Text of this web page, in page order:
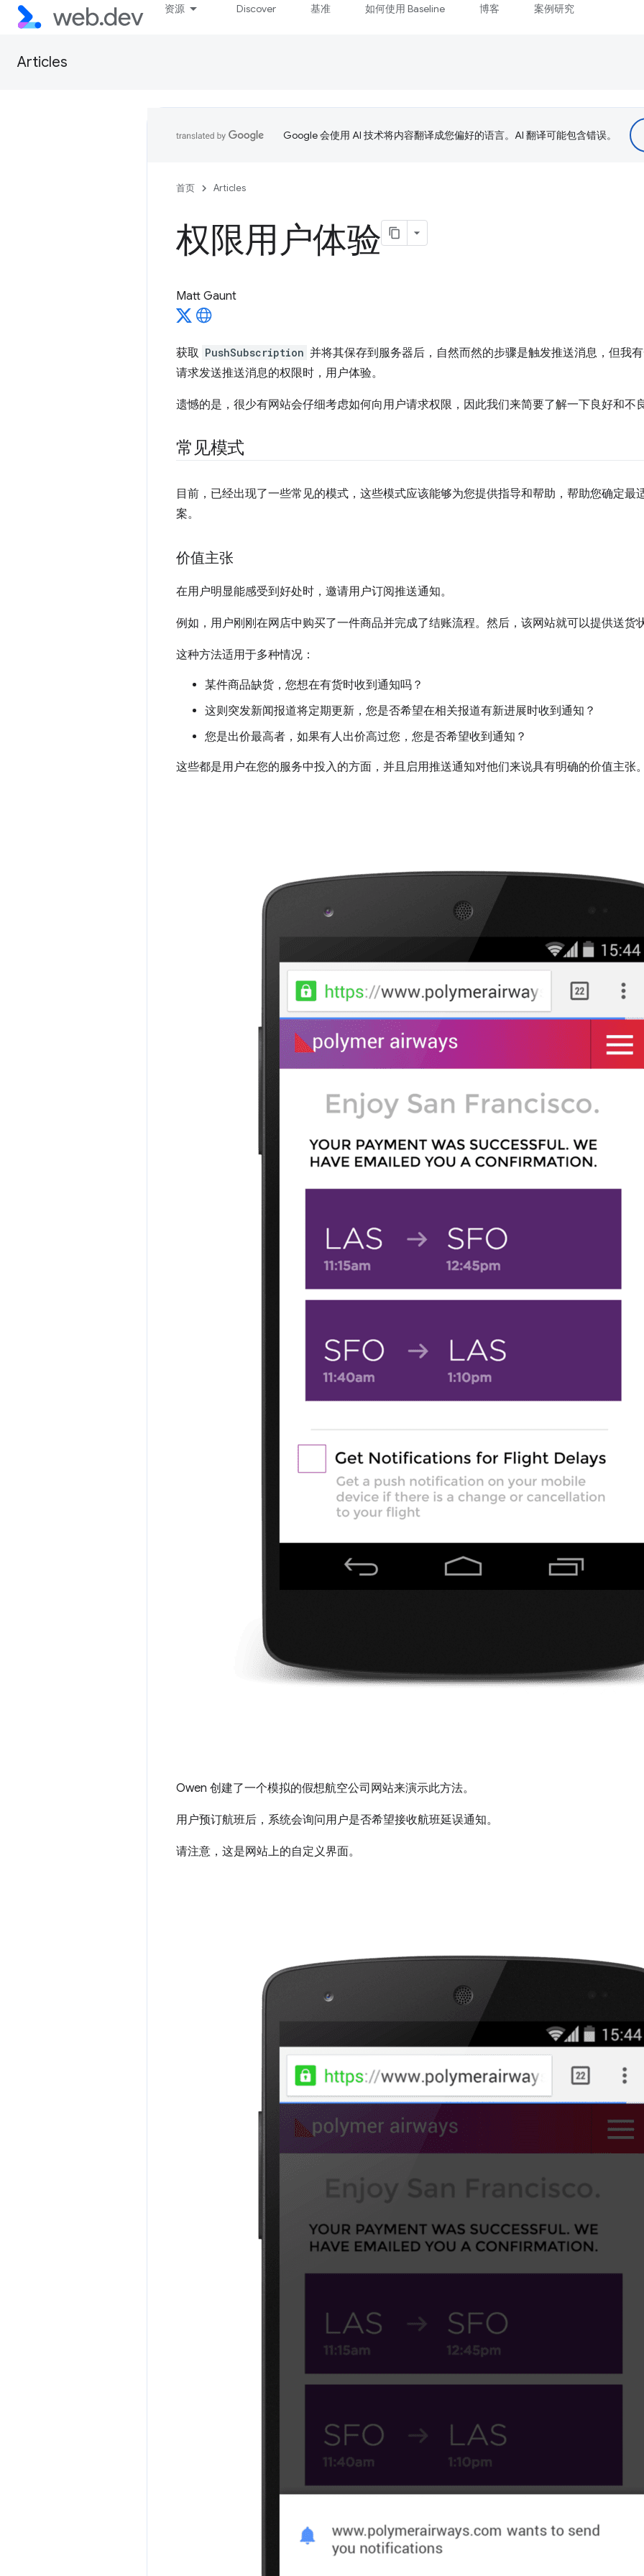
资源 Discover 基准 如何使用 Baseline 博客 案例研究
Articles
Google 会使用 AI 技术将内容翻译成您偏好的语言。AI 翻译可能包含错误。
首页 Articles
权限用户体验
Matt Gaunt
获取 PushSubscription 并将其保存到服务器后，自然而然的步骤是触发推送消息，但我
请求发送推送消息的权限时，用户体验。
遗憾的是，很少有网站会仔细考虑如何向用户请求权限，因此我们来简要了解一下良好和不
常见模式
目前，已经出现了一些常见的模式，这些模式应该能够为您提供指导和帮助，帮助您确定最
案。
价值主张
在用户明显能感受到好处时，邀请用户订阅推送通知。
例如，用户刚刚在网店中购买了一件商品并完成了结账流程。然后，该网站就可以提供送货
这种方法适用于多种情况：
某件商品缺货，您想在有货时收到通知吗？
这则突发新闻报道将定期更新，您是否希望在相关报道有新进展时收到通知？
您是出价最高者，如果有人出价高过您，您是否希望收到通知？
这些都是用户在您的服务中投入的方面，并且启用推送通知对他们来说具有明确的价值主张
Owen 创建了一个模拟的假想航空公司网站来演示此方法。
用户预订航班后，系统会询问用户是否希望接收航班延误通知。
请注意，这是网站上的自定义界面。